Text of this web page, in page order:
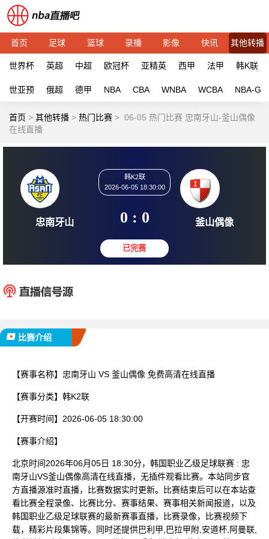
首页 足球 篮球 录播 影像 快讯 其他转播
世界杯 英超 中超 欧冠杯 亚精英 西甲 法甲 韩K联
世亚预 俄超 德甲 NBA CBA WNBA WCBA NBA-G
首页 > 其他转播 > 热门比赛 > 06-05 热门比赛 忠南牙山-釜山偶像
在线直播
2026-06-05 18:30:00
0 : 0
比赛介绍
【赛事名称】 忠南牙山 VS 釜山偶像 免费高清在线直播
【赛事分类】 韩K2联
【开赛时间】 2026-06-05 18:30:00
【赛事介绍】
北京时间2026年06月05日 18:30分，韩国职业乙级足球联赛 : 忠
南牙山VS釜山偶像高清在线直播，无插件观看比赛。本站同步官
方直播源准时直播，比赛数据实时更新。比赛结束后可以在本站查
看比赛全程录像、比赛比分、赛事结果、赛事相关新闻报道，以及
韩国职业乙级足球联赛的最新赛事直播，比赛录像，比赛视频下
载，精彩片段集锦等。同时还提供巴利甲,巴拉甲附,安道杯,阿曼联,